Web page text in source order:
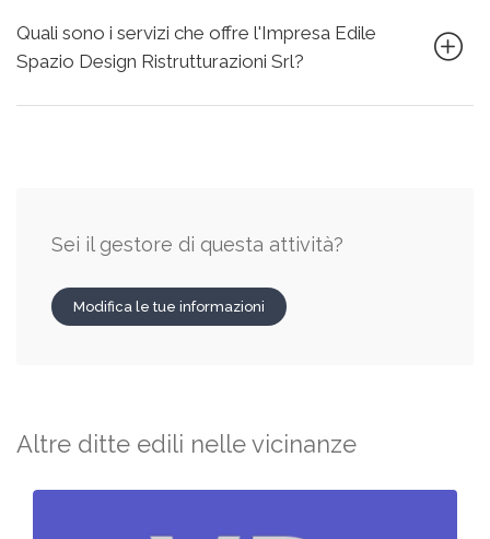
Quali sono i servizi che offre l'Impresa Edile
Spazio Design Ristrutturazioni Srl?
Sei il gestore di questa attività?
Modifica le tue informazioni
Altre ditte edili nelle vicinanze